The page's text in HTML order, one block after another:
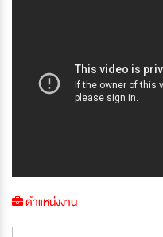
ตำแหน่งงาน